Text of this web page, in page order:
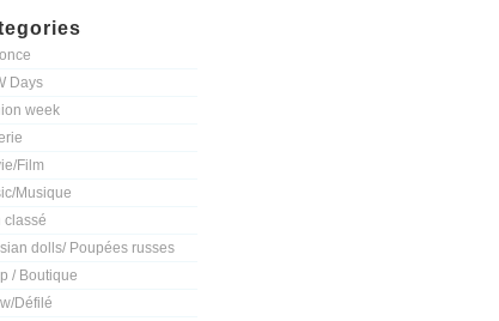
Days
week
Film
Musique
classé
dolls/ Poupées russes
/ Boutique
Défilé